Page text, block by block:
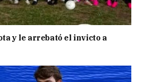
y le arrebató el invicto a